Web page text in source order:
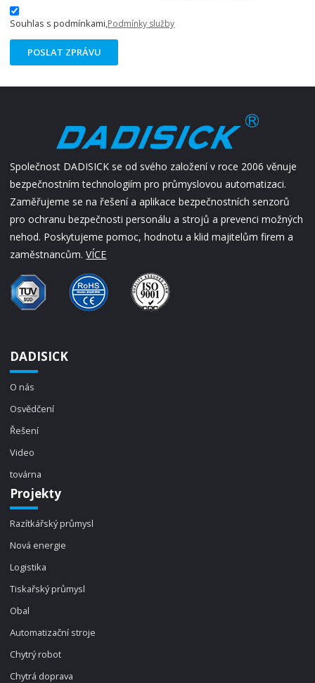
Souhlas s podmínkami,Podmínky služby
POSLAT ZPRÁVU
Společnost DADISICK se od svého založení v roce 2006 věnuje
bezpečnostním technologiím pro průmyslovou automatizaci.
Zaměřujeme se na řešení a aplikace bezpečnostních senzorů
pro ochranu bezpečnosti personálu a strojů a prevenci možných
nehod. Poskytujeme pomoc, hodnotu a klid majitelům firem a
zaměstnancům.VÍCE
DADISICK
O nás
Osvědčení
Řešení
Video
továrna
Projekty
Razítkářský průmysl
Nová energie
Logistika
Tiskařský průmysl
Obal
Automatizační stroje
Chytrý robot
Chytrá doprava